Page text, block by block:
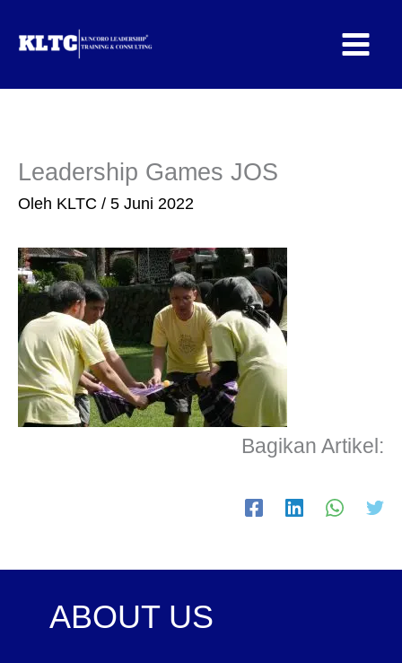
Leadership Games JOS
Oleh KLTC / 5 Juni 2022
Bagikan Artikel:
ABOUT US